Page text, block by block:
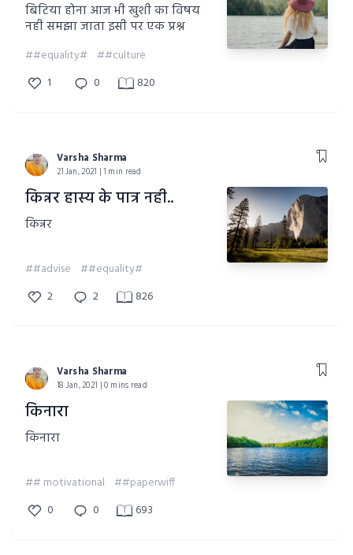
बिटिया होना आज भी खुशी का विषय
नही समझा जाता इसी पर एक प्रश्न
##equality# ##culture
1
0 820
Varsha Sharma
21 Jan, 2021 | 1 min read
किन्नर हास्य के पात्र नही..
किन्नर
##advise ##equality#
2
2 826
Varsha Sharma
18 Jan, 2021 | 0 mins read
किनारा
किनारा
## motivational ##paperwiff
0
0 693